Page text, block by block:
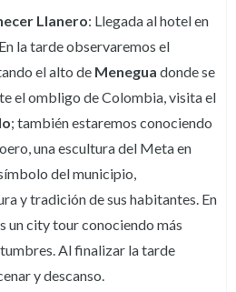
Llanero: Llegada al hotel en
la tarde observaremos el
el alto de Menegua donde se
el ombligo de Colombia, visita el
; también estaremos conociendo
una escultura del Meta en
del municipio,
y tradición de sus habitantes. En
un city tour conociendo más
Al finalizar la tarde
y descanso.